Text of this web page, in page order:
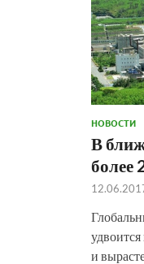
НОВОСТИ
В
более
и